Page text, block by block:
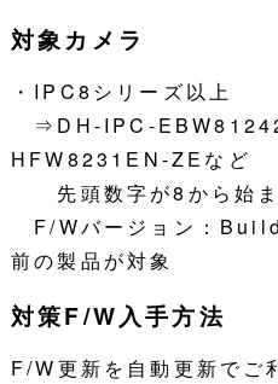
対象カメラ
・IPC8シリーズ以上
⇒DH-IPC-
HFW8231EN-ZEなど
先頭数字が8から始ま
F/Wバージョン：
前の製品が対象
対策F/W入手方法
F/W更新を自動更新でご